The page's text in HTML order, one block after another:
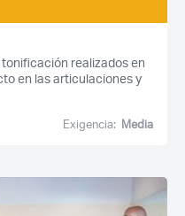
realizados en
en las articulaciones y
Exigencia: Media